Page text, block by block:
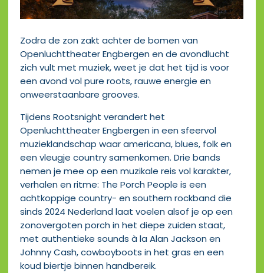
Zodra de zon zakt achter de bomen van
Openluchttheater Engbergen en de avondlucht
zich vult met muziek, weet je dat het tijd is voor
een avond vol pure roots, rauwe energie en
onweerstaanbare grooves.
Tijdens Rootsnight verandert het
Openluchttheater Engbergen in een sfeervol
muzieklandschap waar americana, blues, folk en
een vleugje country samenkomen. Drie bands
nemen je mee op een muzikale reis vol karakter,
verhalen en ritme: The Porch People is een
achtkoppige country- en southern rockband die
sinds 2024 Nederland laat voelen alsof je op een
zonovergoten porch in het diepe zuiden staat,
met authentieke sounds à la Alan Jackson en
Johnny Cash, cowboyboots in het gras en een
koud biertje binnen handbereik.